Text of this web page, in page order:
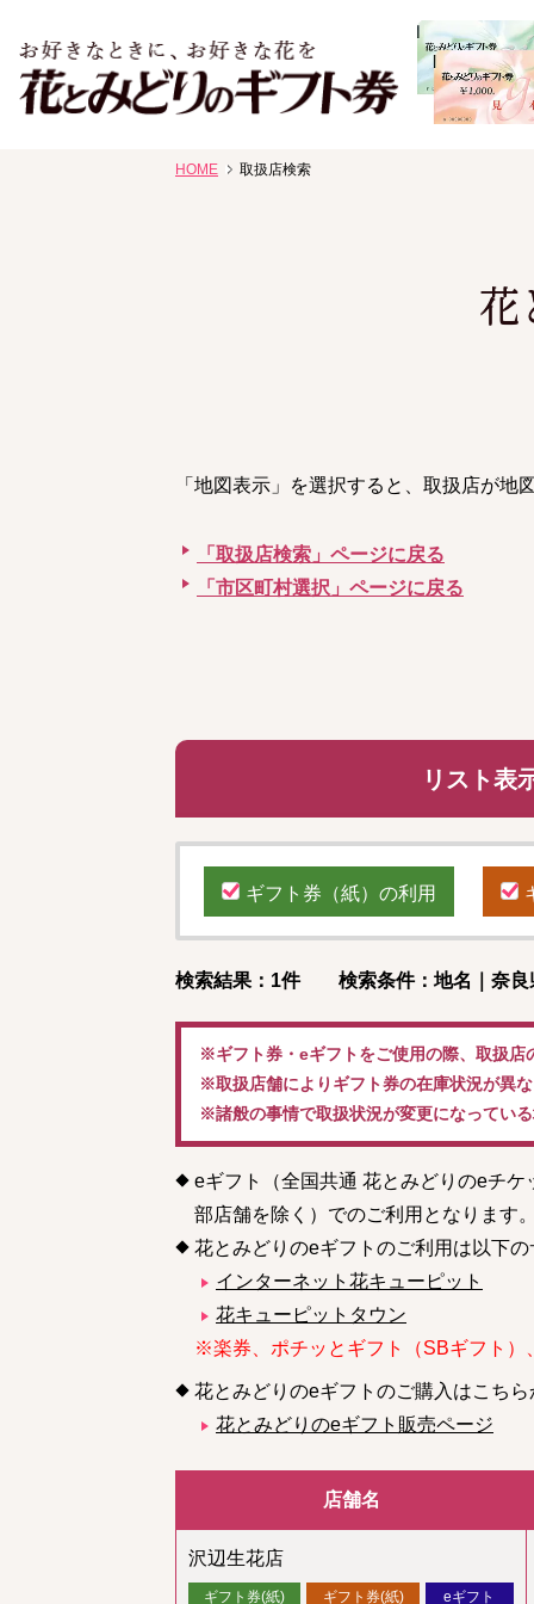
花、線香贈答におすすめのギフト
HOME 取扱店検索
花
「地図表示」を選択すると、取扱店が地
「取扱店検索」ページに戻る
「市区町村選択」ページに戻る
リスト表
ギフト券（紙）の利用
検索結果：1件 検索条件：地名｜奈良
※ギフト券・eギフトをご使用の際、取扱店
※取扱店舗によりギフト券の在庫状況が異
※諸般の事情で取扱状況が変更になってい
eギフト（全国共通 花とみどりのeチ
部店舗を除く）でのご利用となります
花とみどりのeギフトのご利用は以下
インターネット花キューピット
花キューピットタウン
※楽券、ポチッとギフト（SBギフト）
花とみどりのeギフトのご購入はこち
花とみどりのeギフト販売ページ
店舗名
沢辺生花店
ギフト券(紙) ギフト券(紙) eギフト